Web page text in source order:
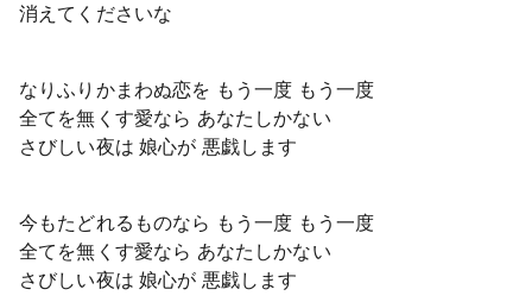
消えてくださいな
なりふりかまわぬ恋を もう一度 もう一度
全てを無くす愛なら あなたしかない
さびしい夜は 娘心が 悪戯します
今もたどれるものなら もう一度 もう一度
全てを無くす愛なら あなたしかない
さびしい夜は 娘心が 悪戯します